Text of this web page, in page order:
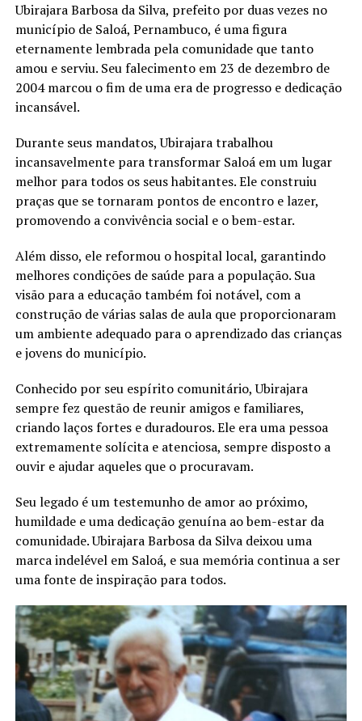
Ubirajara Barbosa da Silva, prefeito por duas vezes no
município de Saloá, Pernambuco, é uma figura
eternamente lembrada pela comunidade que tanto
amou e serviu. Seu falecimento em 23 de dezembro de
2004 marcou o fim de uma era de progresso e dedicação
incansável.
Durante seus mandatos, Ubirajara trabalhou
incansavelmente para transformar Saloá em um lugar
melhor para todos os seus habitantes. Ele construiu
praças que se tornaram pontos de encontro e lazer,
promovendo a convivência social e o bem-estar.
Além disso, ele reformou o hospital local, garantindo
melhores condições de saúde para a população. Sua
visão para a educação também foi notável, com a
construção de várias salas de aula que proporcionaram
um ambiente adequado para o aprendizado das crianças
e jovens do município.
Conhecido por seu espírito comunitário, Ubirajara
sempre fez questão de reunir amigos e familiares,
criando laços fortes e duradouros. Ele era uma pessoa
extremamente solícita e atenciosa, sempre disposto a
ouvir e ajudar aqueles que o procuravam.
Seu legado é um testemunho de amor ao próximo,
humildade e uma dedicação genuína ao bem-estar da
comunidade. Ubirajara Barbosa da Silva deixou uma
marca indelével em Saloá, e sua memória continua a ser
uma fonte de inspiração para todos.